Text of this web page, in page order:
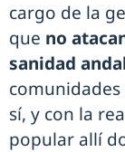
cargo de la
que no
sanidad
sí, y con la
popular allí